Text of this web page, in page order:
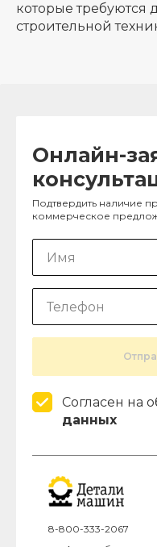
которые
строительной
Онлайн-
Подтвердить наличие
коммерческое
Согласен на
данных
8-800-333-2067